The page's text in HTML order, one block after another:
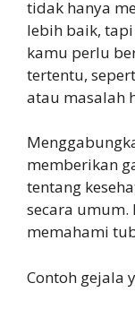
tidak hanya
lebih baik,
kamu perlu
tertentu,
atau masalah
memberikan
tentang
secara
memahami
Contoh gejala